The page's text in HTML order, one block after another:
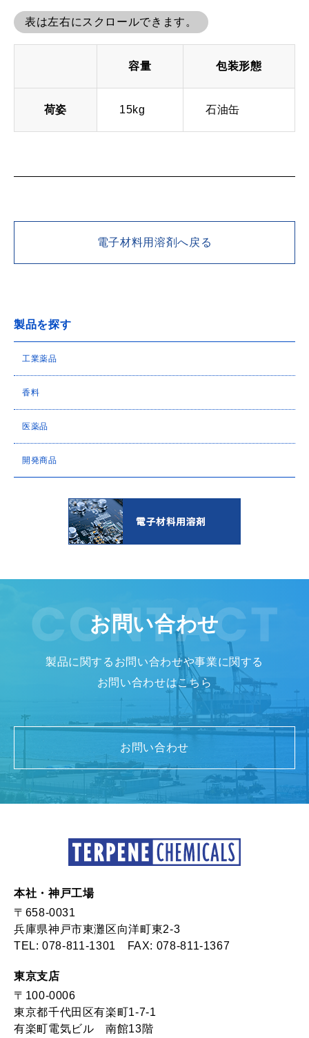
表は左右にスクロールできます。
容量 包装形態
荷姿 15kg 石油缶
電子材料用溶剤へ戻る
製品を探す
工業薬品
香料
医薬品
開発商品
お問い合わせ
製品に関するお問い合わせや事業に関する
お問い合わせはこちら
お問い合わせ
本社・神戸工場
〒658-0031
兵庫県神戸市東灘区向洋町東2-3
TEL:078-811-1301 FAX: 078-811-1367
東京支店
〒100-0006
東京都千代田区有楽町1-7-1
有楽町電気ビル 南館13階